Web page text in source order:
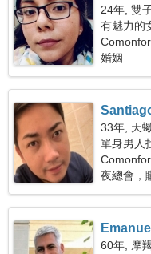
24年, 雙
有魅力的
婚姻
33年, 天
單身男人
夜總會，
Emanuel
60年, 摩